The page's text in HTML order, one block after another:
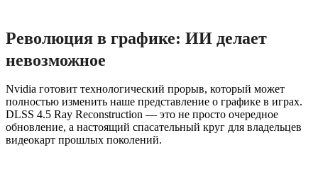
Революция в графике: ИИ делает
невозможное
Nvidia готовит технологический прорыв, который может
полностью изменить наше представление о графике в играх.
DLSS 4.5 Ray Reconstruction — это не просто очередное
обновление, а настоящий спасательный круг для владельцев
видеокарт прошлых поколений.